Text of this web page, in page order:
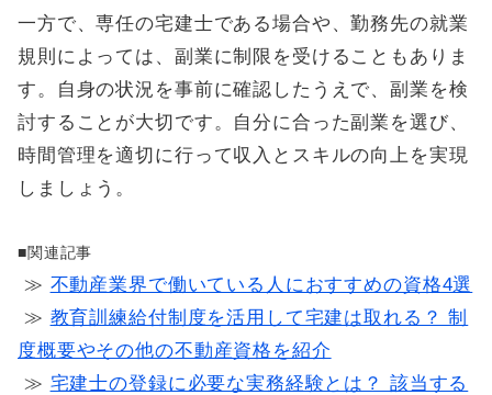
一方で、専任の宅建士である場合や、勤務先の就業
規則によっては、副業に制限を受けることもありま
す。自身の状況を事前に確認したうえで、副業を検
討することが大切です。自分に合った副業を選び、
時間管理を適切に行って収入とスキルの向上を実現
しましょう。
■関連記事
≫ 不動産業界で働いている人におすすめの資格4選
≫ 教育訓練給付制度を活用して宅建は取れる？ 制
度概要やその他の不動産資格を紹介
≫ 宅建士の登録に必要な実務経験とは？ 該当する